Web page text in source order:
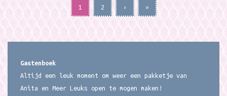
1 2 › »
Gastenboek
Altijd een leuk moment om weer een pakketje van
Anita en Meer Leuks open te mogen maken!